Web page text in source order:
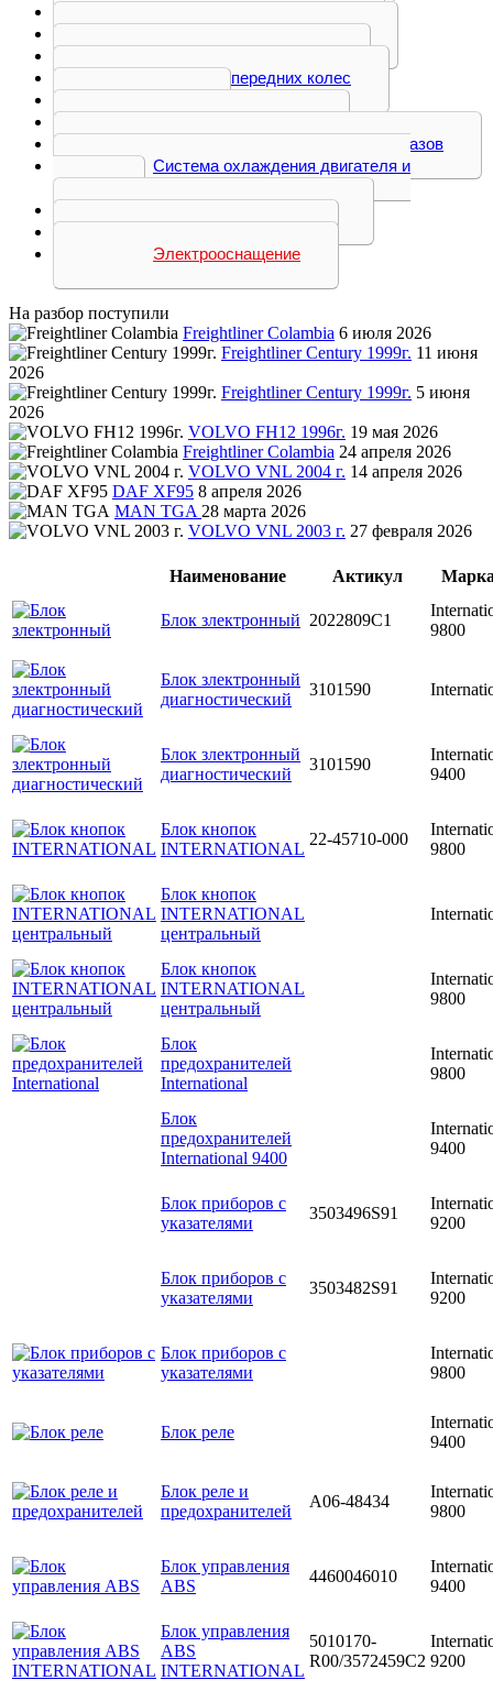
Подвеска передних колес
Система выпуска отработанных газов
Система охлаждения двигателя и
салона
Электрооснащение
На разбор поступили
Freightliner Colambia 6 июля 2026
Freightliner Century 1999г. 11 июня
2026
Freightliner Century 1999г. 5 июня
2026
VOLVO FH12 1996г. 19 мая 2026
Freightliner Colambia 24 апреля 2026
VOLVO VNL 2004 г. 14 апреля 2026
DAF XF95 8 апреля 2026
MAN TGA 28 марта 2026
VOLVO VNL 2003 г. 27 февраля 2026
Наименование Актикул
Блок злектронный 2022809C1
9800
Блок злектронный
диагностический
3101590
Блок злектронный
диагностический
3101590
9400
Блок кнопок
INTERNATIONAL
22-45710-000
9800
Блок кнопок
INTERNATIONAL
центральный
Блок кнопок
INTERNATIONAL
центральный
9800
Блок
предохранителей
International
9800
Блок
предохранителей
International 9400
9400
Блок приборов с
указателями
3503496S91
9200
Блок приборов с
указателями
3503482S91
9200
Блок приборов с
указателями
9800
Блок реле
9400
Блок реле и
предохранителей
A06-48434
9800
Блок управления
ABS
4460046010
9400
Блок управления
ABS
INTERNATIONAL
5010170-
R00/3572459C2 9200